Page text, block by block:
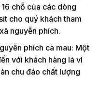
chỗ của các dòng
cho quý khách tham
nguyễn phích.
phích cà mau: Một
với khách hàng là vì
chu đáo chất lượng